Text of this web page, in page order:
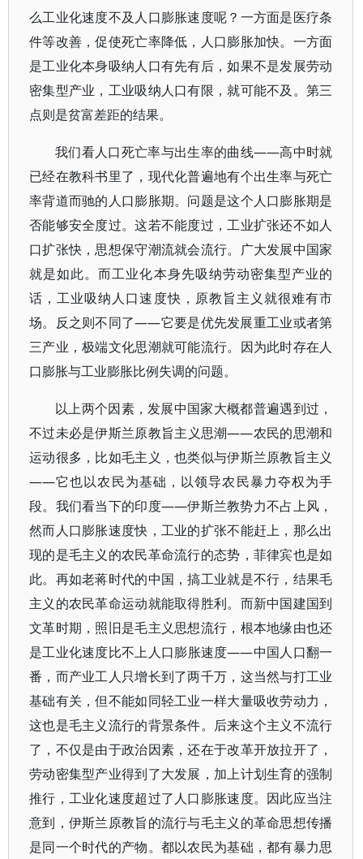
么工业化速度不及人口膨胀速度呢？一方面是医疗条
件等改善，促使死亡率降低，人口膨胀加快。一方面
是工业化本身吸纳人口有先有后，如果不是发展劳动
密集型产业，工业吸纳人口有限，就可能不及。第三
点则是贫富差距的结果。
我们看人口死亡率与出生率的曲线——高中时就
已经在教科书里了，现代化普遍地有个出生率与死亡
率背道而驰的人口膨胀期。问题是这个人口膨胀期是
否能够安全度过。这若不能度过，工业扩张还不如人
口扩张快，思想保守潮流就会流行。广大发展中国家
就是如此。而工业化本身先吸纳劳动密集型产业的
话，工业吸纳人口速度快，原教旨主义就很难有市
场。反之则不同了——它要是优先发展重工业或者第
三产业，极端文化思潮就可能流行。因为此时存在人
口膨胀与工业膨胀比例失调的问题。
以上两个因素，发展中国家大概都普遍遇到过，
不过未必是伊斯兰原教旨主义思潮——农民的思潮和
运动很多，比如毛主义，也类似与伊斯兰原教旨主义
——它也以农民为基础，以领导农民暴力夺权为手
段。我们看当下的印度——伊斯兰教势力不占上风，
然而人口膨胀速度快，工业的扩张不能赶上，那么出
现的是毛主义的农民革命流行的态势，菲律宾也是如
此。再如老蒋时代的中国，搞工业就是不行，结果毛
主义的农民革命运动就能取得胜利。而新中国建国到
文革时期，照旧是毛主义思想流行，根本地缘由也还
是工业化速度比不上人口膨胀速度——中国人口翻一
番，而产业工人只增长到了两千万，这当然与打工业
基础有关，但不能如同轻工业一样大量吸收劳动力，
这也是毛主义流行的背景条件。后来这个主义不流行
了，不仅是由于政治因素，还在于改革开放拉开了，
劳动密集型产业得到了大发展，加上计划生育的强制
推行，工业化速度超过了人口膨胀速度。因此应当注
意到，伊斯兰原教旨的流行与毛主义的革命思想传播
是同一个时代的产物。都以农民为基础，都有暴力思